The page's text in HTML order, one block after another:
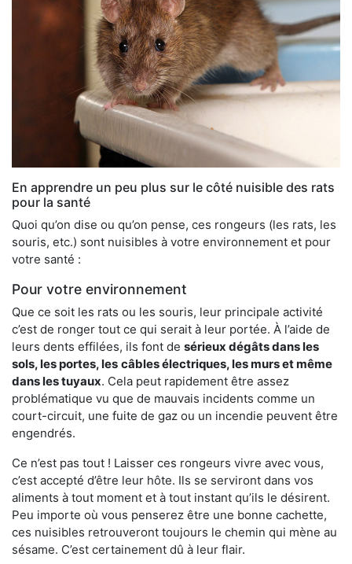
En apprendre un peu plus sur le côté nuisible des rats
pour la santé
Quoi qu’on dise ou qu’on pense, ces rongeurs (les rats, les
souris, etc.) sont nuisibles à votre environnement et pour
votre santé :
Pour votre environnement
Que ce soit les rats ou les souris, leur principale activité
c’est de ronger tout ce qui serait à leur portée. À l’aide de
leurs dents effilées, ils font de sérieux dégâts dans les
sols, les portes, les câbles électriques, les murs et même
dans les tuyaux. Cela peut rapidement être assez
problématique vu que de mauvais incidents comme un
court-circuit, une fuite de gaz ou un incendie peuvent être
engendrés.
Ce n’est pas tout ! Laisser ces rongeurs vivre avec vous,
c’est accepté d’être leur hôte. Ils se serviront dans vos
aliments à tout moment et à tout instant qu’ils le désirent.
Peu importe où vous penserez être une bonne cachette,
ces nuisibles retrouveront toujours le chemin qui mène au
sésame. C’est certainement dû à leur flair.